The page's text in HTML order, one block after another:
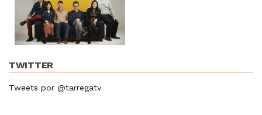
TWITTER
Tweets por @tarregatv